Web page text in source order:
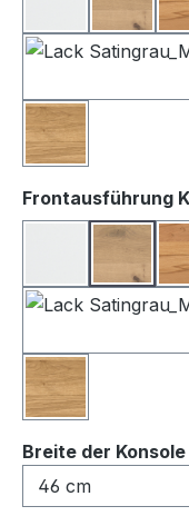
Wildeiche
Frontausführung
Wildeiche
Breite der